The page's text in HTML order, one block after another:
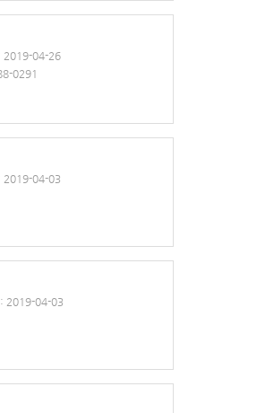
2019-04-26
0291
2019-04-03
: 2019-04-03